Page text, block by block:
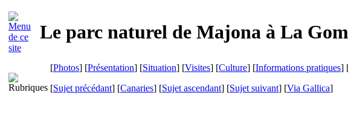
Le parc naturel de Majona à La
[Photos] [Présentation] [Situation] [Visites] [Culture] [Informations pratiques]
[Sujet précédant] [Canaries] [Sujet ascendant] [Sujet suivant] [Via Gallica]